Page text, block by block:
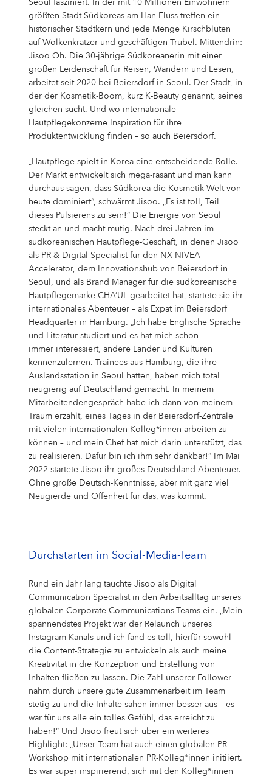
Unser Aufsichtsrat
Unsere Forschungsstandorte
Unsere Haltung zu Tierversuchen
Unser Open Innovation Ansatz
Meilensteine
Gründungsgeschichte
Unsere Lokalgeschichte
Persönlichkeiten
Internationale Entwicklung
Beiersdorf Chronicle
La Prairie
Chantecaille
tesa
Weitere Ikonische Marken
Eucerin
Hansaplast
La Prairie
Labello
8X4
Florena
Werbefilmklassiker
NIVEA Ball
Ratings & Rankings
Für Ökosysteme
Für unsere Konsument*innen
Für die Gesellschaft
Berichte & Richtlinien
Nichtfinanzielle Erklärung 2025
Climate Transition Plan
Richtlinien zu Menschenrechten
Download Center
Störfallinformationen
Thiamidol® – Hyperpigmentierung
EPICELLINE® – Hautverjüngung
Mikrobiom – Hautbarriere
Coenzym Q10 – Hautzellenergie
Aktie
Aktienkurs
Struktur der Aktionär*innen
Renditerechner
Analyst*innen
Dividende
Factsheet
Prognose
Unsere Strategie
Verantwortung & Ambitionen
VERÖFFENTLICHUNGEN
Veröffentlichungen
Finanzmeldungen
Aktueller Geschäftsbericht
Finanzberichte & Präsentationen
​Finanzkalender 2026
Directors’ Dealings
Stimmrechtsmitteilungen
CORPORATE GOVERNANCE
Corporate Governance
Bedeutung & Berichterstattung
Entsprechenserklärung
Erklärung zur Unternehmensführung
Vergütung von Vorstand und Aufsichtsrat
Transparenz, Rechnungslegung & Abschlussprüfung
COMPLIANCE
Compliance
Einleitung
Compliance Leitlinien
Speak up. We care. – Hinweisgebersystem
HAUPTVERSAMMLUNG
Hauptversammlung
2026
Kontakt
Ansprechpersonen
FAQ
Glossar
AUSBILDUNG
Ausbildung
Berufe
Arbeitsplatz
Bewerbungsprozess
FAQ
STUDIERENDE
Studierende
Praktikum & Werkstudium
BEYOND: Unser Graduate Programm
Promotion
BERUFSEINSTIEG & BERUFSERFAHRENE
Berufseinstieg & Berufserfahrene
Sales & eCommerce
Finance & Controlling
Supply Chain Management
Forschung & Entwicklung
Campus Services
DEINE BEWERBUNG
Jobsuche
Bewerbungsprozess
Bewerbungs-FAQ
Unsere Tochtergesellschaften
Was wir mit Care meinen
Care changes everything.
Arbeiten bei Beiersdorf
Deine Benefits
PRESSE
Presse
Pressemitteilungen
Download Center
Pressekontakte
FAQs & Statements
UNSER BLOG
UNSERE AUTOR*INNEN
HINWEISGEBERSYSTEM
KONTAKT
IMPRESSUM
Standort Deutschland
Seoul fasziniert. In der mit 10 Millionen Einwohnern
größten Stadt Südkoreas am Han-Fluss treffen ein
historischer Stadtkern und jede Menge Kirschblüten
auf Wolkenkratzer und geschäftigen Trubel. Mittendrin:
Jisoo Oh. Die 30-jährige Südkoreanerin mit einer
großen Leidenschaft für Reisen, Wandern und Lesen,
arbeitet seit 2020 bei Beiersdorf in Seoul. Der Stadt, in
der der Kosmetik-Boom, kurz K-Beauty genannt, seines
gleichen sucht. Und wo internationale
Hautpflegekonzerne Inspiration für ihre
Produktentwicklung finden – so auch Beiersdorf.
„Hautpflege spielt in Korea eine entscheidende Rolle.
Der Markt entwickelt sich mega-rasant und man kann
durchaus sagen, dass Südkorea die Kosmetik-Welt von
heute dominiert“, schwärmt Jisoo. „Es ist toll, Teil
dieses Pulsierens zu sein!“ Die Energie von Seoul
steckt an und macht mutig. Nach drei Jahren im
südkoreanischen Hautpflege-Geschäft, in denen Jisoo
als PR & Digital Specialist für den NX NIVEA
Accelerator, dem Innovationshub von Beiersdorf in
Seoul, und als Brand Manager für die südkoreanische
Hautpflegemarke CHA’UL gearbeitet hat, startete sie ihr
internationales Abenteuer – als Expat im Beiersdorf
Headquarter in Hamburg. „Ich habe Englische Sprache
und Literatur studiert und es hat mich schon
immer interessiert, andere Länder und Kulturen
kennenzulernen. Trainees aus Hamburg, die ihre
Auslandsstation in Seoul hatten, haben mich total
neugierig auf Deutschland gemacht. In meinem
Mitarbeitendengespräch habe ich dann von meinem
Traum erzählt, eines Tages in der Beiersdorf-Zentrale
mit vielen internationalen Kolleg*innen arbeiten zu
können – und mein Chef hat mich darin unterstützt, das
zu realisieren. Dafür bin ich ihm sehr dankbar!“ Im Mai
2022 startete Jisoo ihr großes Deutschland-Abenteuer.
Ohne große Deutsch-Kenntnisse, aber mit ganz viel
Neugierde und Offenheit für das, was kommt.
Durchstarten im Social-Media-Team
Rund ein Jahr lang tauchte Jisoo als Digital
Communication Specialist in den Arbeitsalltag unseres
globalen Corporate-Communications-Teams ein. „Mein
spannendstes Projekt war der Relaunch unseres
Instagram-Kanals und ich fand es toll, hierfür sowohl
die Content-Strategie zu entwickeln als auch meine
Kreativität in die Konzeption und Erstellung von
Inhalten fließen zu lassen. Die Zahl unserer Follower
nahm durch unsere gute Zusammenarbeit im Team
stetig zu und die Inhalte sahen immer besser aus – es
war für uns alle ein tolles Gefühl, das erreicht zu
haben!“ Und Jisoo freut sich über ein weiteres
Highlight: „Unser Team hat auch einen globalen PR-
Workshop mit internationalen PR-Kolleg*innen initiiert.
Es war super inspirierend, sich mit den Kolleg*innen